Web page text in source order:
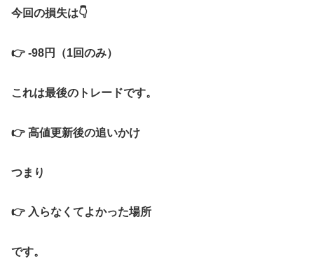
今回の損失は👇
👉 -98円（1回のみ）
これは最後のトレードです。
👉 高値更新後の追いかけ
つまり
👉 入らなくてよかった場所
です。